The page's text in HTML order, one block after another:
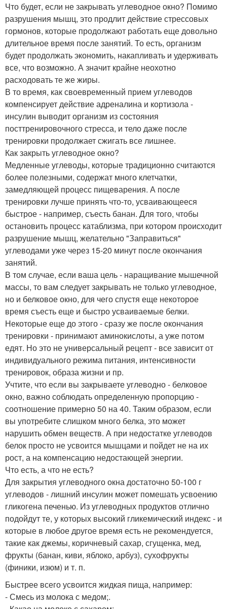
Что будет, если не закрывать углеводное окно? Помимо
разрушения мышц, это продлит действие стрессовых
гормонов, которые продолжают работать еще довольно
длительное время после занятий. То есть, организм
будет продолжать экономить, накапливать и удерживать
все, что возможно. А значит крайне неохотно
расходовать те же жиры.
В то время, как своевременный прием углеводов
компенсирует действие адреналина и кортизола -
инсулин выводит организм из состояния
посттренировочного стресса, и тело даже после
тренировки продолжает сжигать все лишнее.
Как закрыть углеводное окно?
Медленные углеводы, которые традиционно считаются
более полезными, содержат много клетчатки,
замедляющей процесс пищеварения. А после
тренировки лучше принять что-то, усваивающееся
быстрое - например, съесть банан. Для того, чтобы
остановить процесс катаблизма, при котором происходит
разрушение мышц, желательно "Заправиться"
углеводами уже через 15-20 минут после окончания
занятий.
В том случае, если ваша цель - наращивание мышечной
массы, то вам следует закрывать не только углеводное,
но и белковое окно, для чего спустя еще некоторое
время съесть еще и быстро усваиваемые белки.
Некоторые еще до этого - сразу же после окончания
тренировки - принимают аминокислоты, а уже потом
едят. Но это не универсальный рецепт - все зависит от
индивидуального режима питания, интенсивности
тренировок, образа жизни и пр.
Учтите, что если вы закрываете углеводно - белковое
окно, важно соблюдать определенную пропорцию -
соотношение примерно 50 на 40. Таким образом, если
вы употребите слишком много белка, это может
нарушить обмен веществ. А при недостатке углеводов
белок просто не усвоится мышцами и пойдет не на их
рост, а на компенсацию недостающей энергии.
Что есть, а что не есть?
Для закрытия углеводного окна достаточно 50-100 г
углеводов - лишний инсулин может помешать усвоению
гликогена печенью. Из углеводных продуктов отлично
подойдут те, у которых высокий гликемический индекс - и
которые в любое другое время есть не рекомендуется,
такие как джемы, коричневый сахар, сгущенка, мед,
фрукты (банан, киви, яблоко, арбуз), сухофрукты
(финики, изюм) и т. п.
Быстрее всего усвоится жидкая пища, например:
- Смесь из молока с медом;.